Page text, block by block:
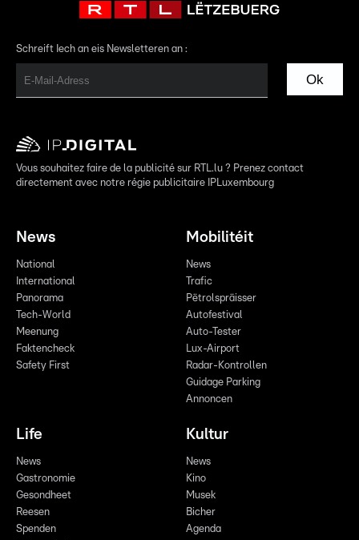
Schreift Iech an eis Newsletteren an :
Ok
Vous souhaitez faire de la publicité sur RTL.lu ? Prenez contact
directement avec notre régie publicitaire IPLuxembourg
News
National
International
Panorama
Tech-World
Meenung
Faktencheck
Safety First
Mobilitéit
News
Trafic
Pëtrolspräisser
Autofestival
Auto-Tester
Lux-Airport
Radar-Kontrollen
Guidage Parking
Annoncen
Life
News
Gastronomie
Gesondheet
Reesen
Spenden
Kultur
News
Kino
Musek
Bicher
Agenda